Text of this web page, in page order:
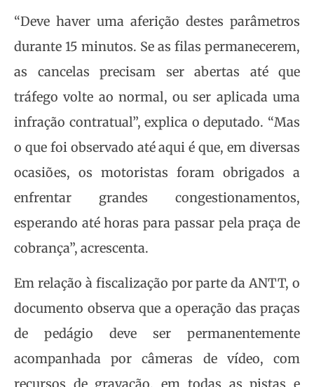
“Deve haver uma aferição destes parâmetros
durante 15 minutos. Se as filas permanecerem,
as cancelas precisam ser abertas até que
tráfego volte ao normal, ou ser aplicada uma
infração contratual”, explica o deputado. “Mas
o que foi observado até aqui é que, em diversas
ocasiões, os motoristas foram obrigados a
enfrentar grandes congestionamentos,
esperando até horas para passar pela praça de
cobrança”, acrescenta.
Em relação à fiscalização por parte da ANTT, o
documento observa que a operação das praças
de pedágio deve ser permanentemente
acompanhada por câmeras de vídeo, com